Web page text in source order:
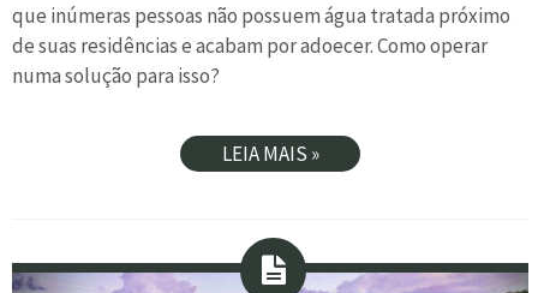
que inúmeras pessoas não possuem água tratada próximo
de suas residências e acabam por adoecer. Como operar
numa solução para isso?
LEIA MAIS »